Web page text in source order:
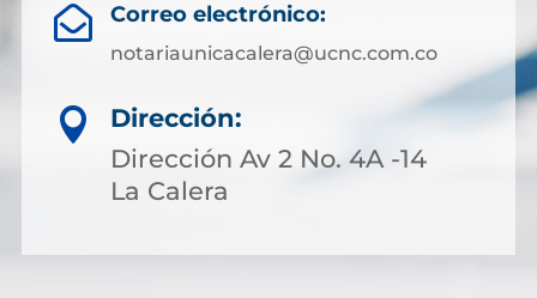
 Correo electrónico:
notariaunicacalera@ucnc.com.co

Dirección:
Dirección Av 2 No. 4A -14
La Calera